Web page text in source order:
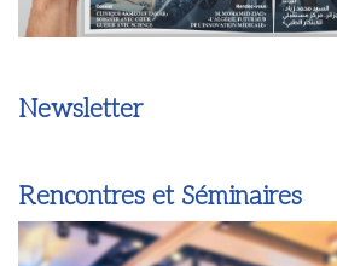
Newsletter
Rencontres et Séminaires